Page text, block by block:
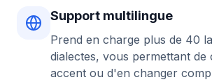
Support multilingue
Prend en charge plus de 40
dialectes, vous permettant
accent ou d'en changer